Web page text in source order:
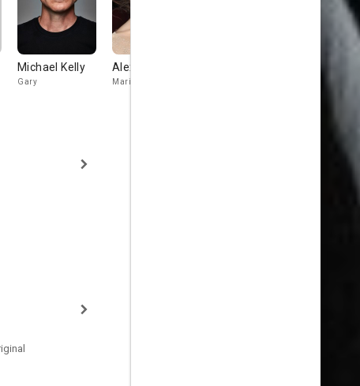
Michael Kelly
Gary
Alexis Dziena
Maria